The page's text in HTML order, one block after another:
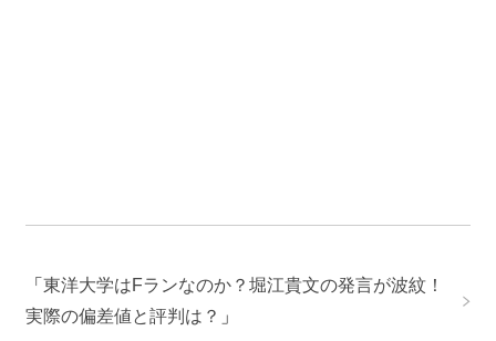
「 東洋大学はFランなのか？堀江貴文の発言が波紋！
実際の偏差値と評判は？ 」